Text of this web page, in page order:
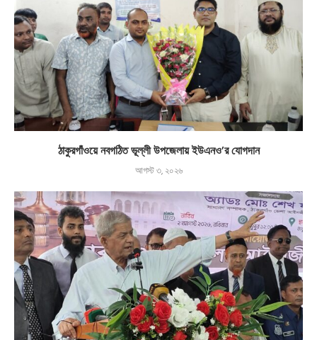
ঠাকুরগাঁওয়ে নবগঠিত ভূল্লী উপজেলায় ইউএনও’র যোগদান
আগস্ট ৩, ২০২৬